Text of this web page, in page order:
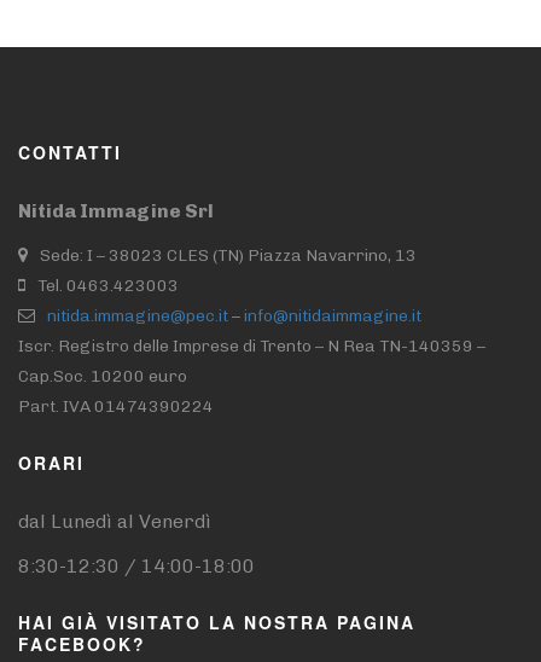
CONTATTI
Nitida Immagine Srl
Sede: I – 38023 CLES (TN) Piazza Navarrino, 13
Tel. 0463.423003
nitida.immagine@pec.it–info@nitidaimmagine.it
Iscr. Registro delle Imprese di Trento – N Rea TN-140359 –
Cap.Soc. 10200 euro
Part. IVA 01474390224
ORARI
dal Lunedì al Venerdì
8:30-12:30 / 14:00-18:00
HAI GIÀ VISITATO LA NOSTRA PAGINA
FACEBOOK?